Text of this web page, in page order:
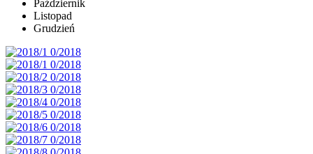
Październik
Listopad
Grudzień